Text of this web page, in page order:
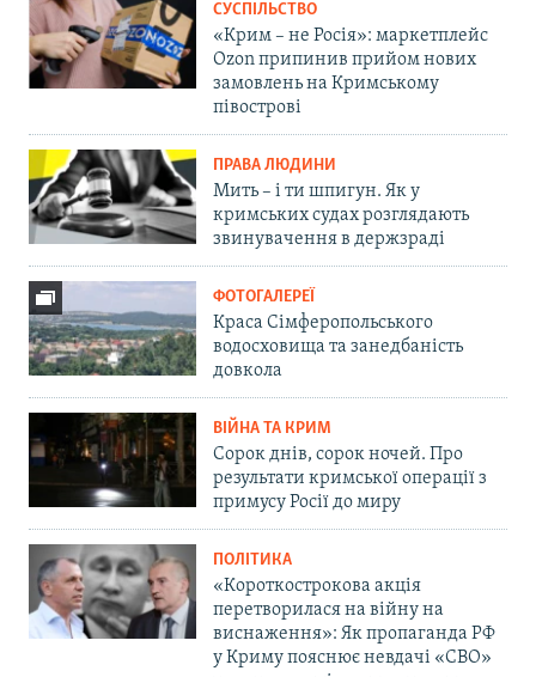
СУСПІЛЬСТВО
«Крим – не Росія»: маркетплейс
Ozon припинив прийом нових
замовлень на Кримському
півострові
ПРАВА ЛЮДИНИ
Мить – і ти шпигун. Як у
кримських судах розглядають
звинувачення в держзраді
ФОТОГАЛЕРЕЇ
Краса Сімферопольського
водосховища та занедбаність
довкола
ВІЙНА ТА КРИМ
Сорок днів, сорок ночей. Про
результати кримської операції з
примусу Росії до миру
ПОЛІТИКА
«Короткострокова акція
перетворилася на війну на
виснаження»: Як пропаганда РФ
у Криму пояснює невдачі «СВО»